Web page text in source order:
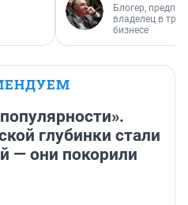
Блогер,
владелец в
бизнесе
глубинки стали
— они покорили